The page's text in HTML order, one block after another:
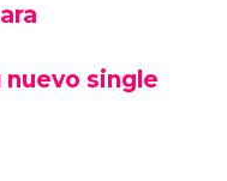
single